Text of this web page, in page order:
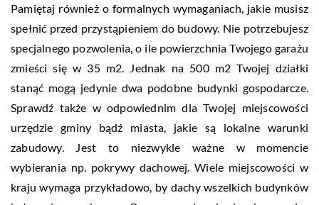
Pamiętaj również o formalnych wymaganiach, jakie musisz
spełnić przed przystąpieniem do budowy. Nie potrzebujesz
specjalnego pozwolenia, o ile powierzchnia Twojego garażu
zmieści się w 35 m2. Jednak na 500 m2 Twojej działki
stanąć mogą jedynie dwa podobne budynki gospodarcze.
Sprawdź także w odpowiednim dla Twojej miejscowości
urzędzie gminy bądź miasta, jakie są lokalne warunki
zabudowy. Jest to niezwykle ważne w momencie
wybierania np. pokrywy dachowej. Wiele miejscowości w
kraju wymaga przykładowo, by dachy wszelkich budynków